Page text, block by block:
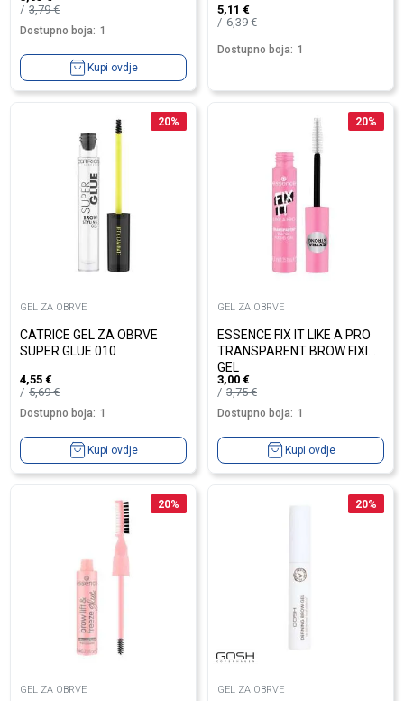
3,79€
Dostupno boja: 1
Kupi ovdje
5,11 €
6,39€
Dostupno boja: 1
20%
GEL ZA OBRVE
CATRICE GEL ZA OBRVE
SUPER GLUE 010
4,55 €
5,69€
Dostupno boja: 1
Kupi ovdje
20%
GEL ZA OBRVE
ESSENCE FIX IT LIKE A PRO
TRANSPARENT BROW FIXING
GEL
3,00 €
3,75€
Dostupno boja: 1
Kupi ovdje
20%
GEL ZA OBRVE
20%
GEL ZA OBRVE